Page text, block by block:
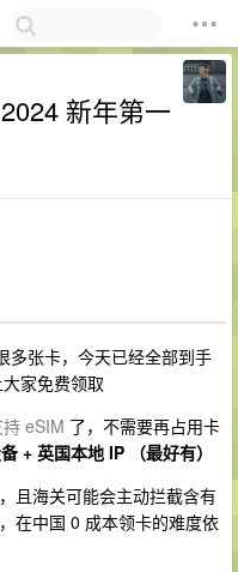
新年第一
多张卡，今天已经全部到手
家免费领取
eSIM 了，不需要再占用卡
+ 英国本地 IP （最好有）
且海关可能会主动拦截含有
在中国 0 成本领卡的难度依